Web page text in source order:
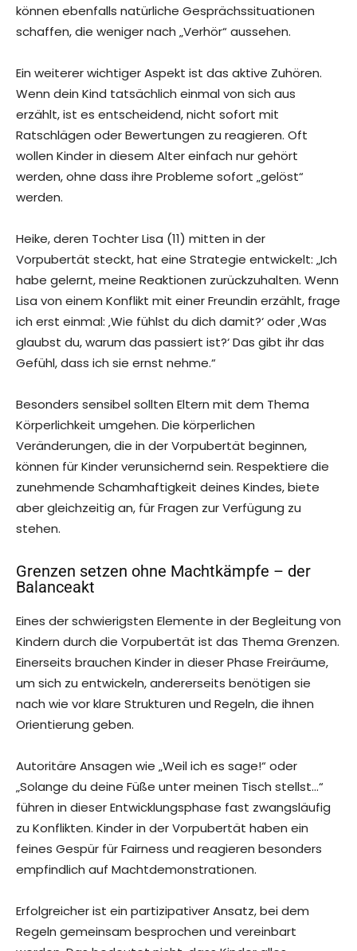
können ebenfalls natürliche Gesprächssituationen
schaffen, die weniger nach „Verhör“ aussehen.
Ein weiterer wichtiger Aspekt ist das aktive Zuhören.
Wenn dein Kind tatsächlich einmal von sich aus
erzählt, ist es entscheidend, nicht sofort mit
Ratschlägen oder Bewertungen zu reagieren. Oft
wollen Kinder in diesem Alter einfach nur gehört
werden, ohne dass ihre Probleme sofort „gelöst“
werden.
Heike, deren Tochter Lisa (11) mitten in der
Vorpubertät steckt, hat eine Strategie entwickelt: „Ich
habe gelernt, meine Reaktionen zurückzuhalten. Wenn
Lisa von einem Konflikt mit einer Freundin erzählt, frage
ich erst einmal: ‚Wie fühlst du dich damit?‘ oder ‚Was
glaubst du, warum das passiert ist?‘ Das gibt ihr das
Gefühl, dass ich sie ernst nehme.“
Besonders sensibel sollten Eltern mit dem Thema
Körperlichkeit umgehen. Die körperlichen
Veränderungen, die in der Vorpubertät beginnen,
können für Kinder verunsichernd sein. Respektiere die
zunehmende Schamhaftigkeit deines Kindes, biete
aber gleichzeitig an, für Fragen zur Verfügung zu
stehen.
Grenzen setzen ohne Machtkämpfe – der
Balanceakt
Eines der schwierigsten Elemente in der Begleitung von
Kindern durch die Vorpubertät ist das Thema Grenzen.
Einerseits brauchen Kinder in dieser Phase Freiräume,
um sich zu entwickeln, andererseits benötigen sie
nach wie vor klare Strukturen und Regeln, die ihnen
Orientierung geben.
Autoritäre Ansagen wie „Weil ich es sage!“ oder
„Solange du deine Füße unter meinen Tisch stellst…“
führen in dieser Entwicklungsphase fast zwangsläufig
zu Konflikten. Kinder in der Vorpubertät haben ein
feines Gespür für Fairness und reagieren besonders
empfindlich auf Machtdemonstrationen.
Erfolgreicher ist ein partizipativer Ansatz, bei dem
Regeln gemeinsam besprochen und vereinbart